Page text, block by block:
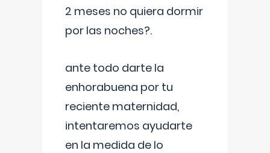
2 meses no quiera dormir
por las noches?.
ante todo darte la
enhorabuena por tu
reciente maternidad,
intentaremos ayudarte
en la medida de lo